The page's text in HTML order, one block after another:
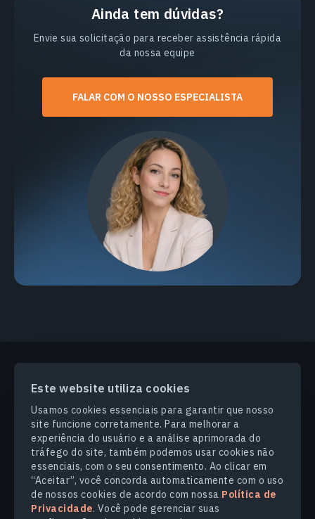
Este website utiliza cookies
Usamos cookies essenciais para garantir que nosso
site funcione corretamente. Para melhorar a
experiência do usuário e a análise aprimorada do
tráfego do site, também podemos usar cookies não
essenciais, com o seu consentimento. Ao clicar em
“Aceitar”, você concorda automaticamente com o uso
de nossos cookies de acordo com nossa Política de
Privacidade. Você pode gerenciar suas
Ainda tem dúvidas?
Envie sua solicitação para receber assistência rápida
da nossa equipe
FALAR COM O NOSSO ESPECIALISTA
PRODUCTS & SOLUTIONS
SETORES
COMPANHIA
EXPLORE